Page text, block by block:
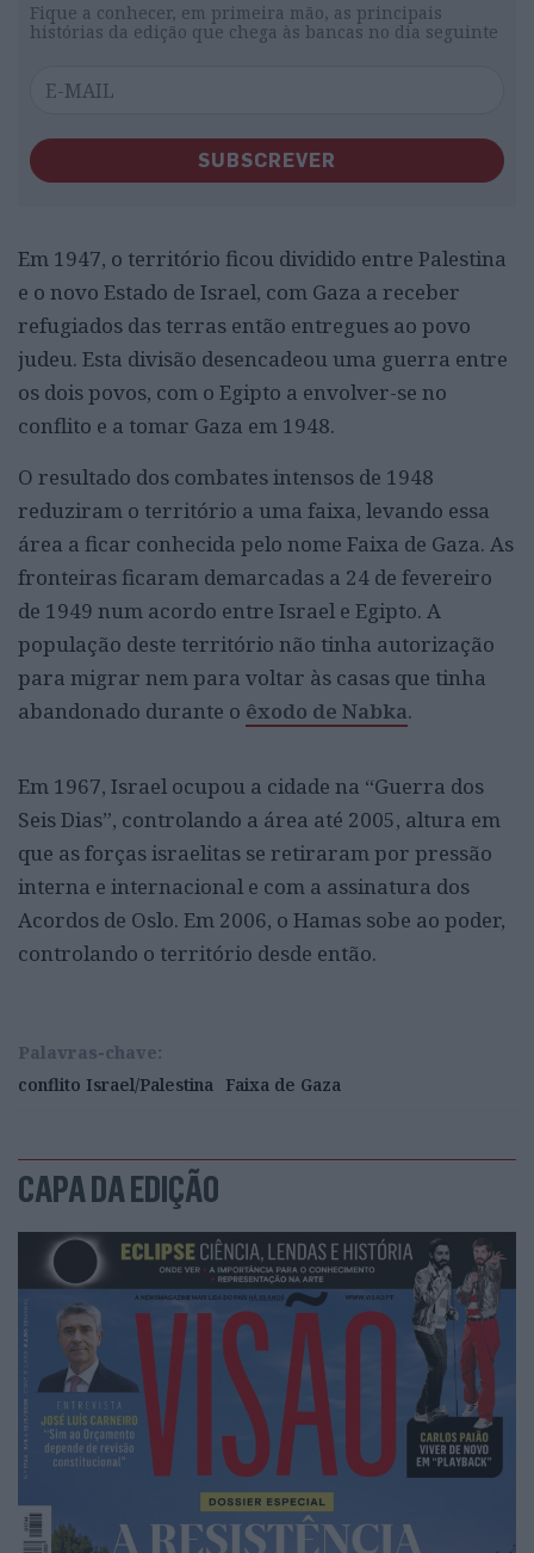
Fique a conhecer, em primeira mão, as principais
histórias da edição que chega às bancas no dia seguinte
SUBSCREVER
Em 1947, o território ficou dividido entre Palestina
e o novo Estado de Israel, com Gaza a receber
refugiados das terras então entregues ao povo
judeu. Esta divisão desencadeou uma guerra entre
os dois povos, com o Egipto a envolver-se no
conflito e a tomar Gaza em 1948.
O resultado dos combates intensos de 1948
reduziram o território a uma faixa, levando essa
área a ficar conhecida pelo nome Faixa de Gaza. As
fronteiras ficaram demarcadas a 24 de fevereiro
de 1949 num acordo entre Israel e Egipto. A
população deste território não tinha autorização
para migrar nem para voltar às casas que tinha
abandonado durante o êxodo de Nabka.
Em 1967, Israel ocupou a cidade na “Guerra dos
Seis Dias”, controlando a área até 2005, altura em
que as forças israelitas se retiraram por pressão
interna e internacional e com a assinatura dos
Acordos de Oslo. Em 2006, o Hamas sobe ao poder,
controlando o território desde então.
Palavras-chave:
conflito Israel/Palestina Faixa de Gaza
CAPA DA EDIÇÃO